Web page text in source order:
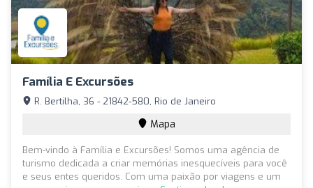
Família E Excursões
R. Bertilha, 36 - 21842-580, Rio de Janeiro
Mapa
Bem-vindo à Família e Excursões! Somos uma agência de
turismo dedicada a criar memórias inesquecíveis para você
e seus entes queridos. Com uma paixão por viagens e um